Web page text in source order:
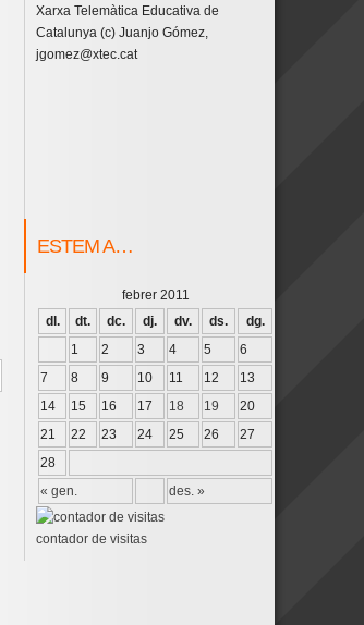
Xarxa Telemàtica Educativa de
Catalunya (c) Juanjo Gómez,
jgomez@xtec.cat
ESTEM A…
febrer 2011
dl.
dt. dc. dj. dv. ds. dg.
« gen. des. »
1 2 3 4 5
6
7
8 9 10 11 12
13
14
15 16 17 18 19
20
21
22 23 24 25 26
27
28
contador de visitas